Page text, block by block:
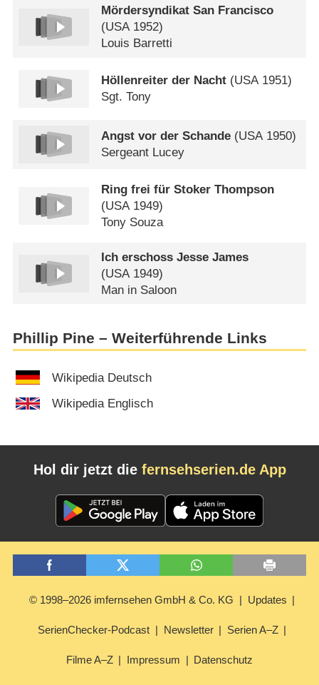
Mördersyndikat San Francisco
(USA1952)
Louis Barretti
Höllenreiter der Nacht (USA1951)
Sgt. Tony
Angst vor der Schande (USA1950)
Sergeant Lucey
Ring frei für Stoker Thompson
(USA1949)
Tony Souza
Ich erschoss Jesse James
(USA 1949)
Man in Saloon
Phillip Pine – Weiterführende Links
Wikipedia Deutsch
Wikipedia Englisch
Hol dir jetzt die fernsehserien.de App
© 1998–2026 imfernsehen GmbH & Co. KG Updates
SerienChecker-Podcast Newsletter Serien A–Z
Filme A–Z Impressum Datenschutz